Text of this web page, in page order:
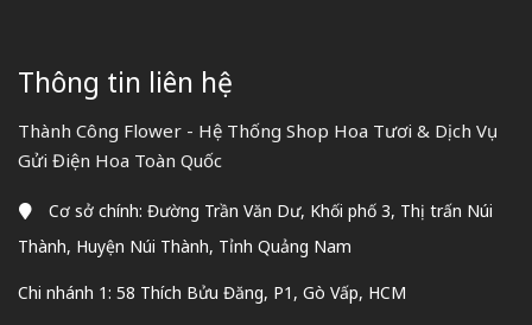
Thông tin liên hệ
Thành Công Flower - Hệ Thống Shop Hoa Tươi & Dịch Vụ
Gửi Điện Hoa Toàn Quốc
Cơ sở chính: Đường Trần Văn Dư, Khối phố 3, Thị trấn Núi
Thành, Huyện Núi Thành, Tỉnh Quảng Nam
Chi nhánh 1: 58 Thích Bửu Đăng, P1, Gò Vấp, HCM